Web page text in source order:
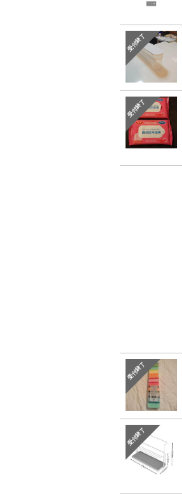
受付終了
受付終了
受付終了
受付終了